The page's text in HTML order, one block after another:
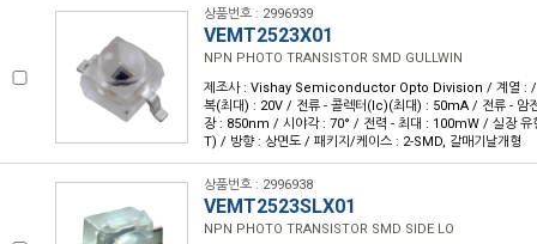
상품번호 : 2996939
VEMT2523X01
NPN PHOTO TRANSISTOR SMD GULLWIN
제조사 : Vishay Semiconductor Opto Division / 계열 : /
복(최대) : 20V / 전류 - 콜렉터(Ic)(최대) : 50mA / 전류 - 암
장 : 850nm / 시야각 : 70° / 전력 - 최대 : 100mW / 실장 유
T) / 방향 : 상면도 / 패키지/케이스 : 2-SMD, 갈매기날개형
상품번호 : 2996938
VEMT2523SLX01
NPN PHOTO TRANSISTOR SMD SIDE LO